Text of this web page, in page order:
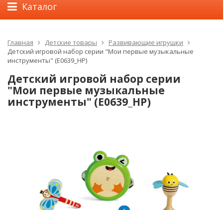
Каталог
Главная Детские товары
Развивающие игрушки
Детский игровой набор серии "Мои первые музыкальные
инструменты" (E0639_HP)
Детский игровой набор серии
"Мои первые музыкальные
инструменты" (E0639_HP)